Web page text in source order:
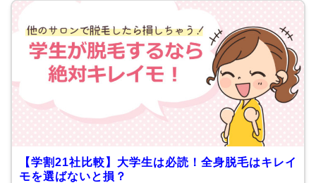
【学割21社比較】大学生は必読！全身脱毛はキレイ
モを選ばないと損？